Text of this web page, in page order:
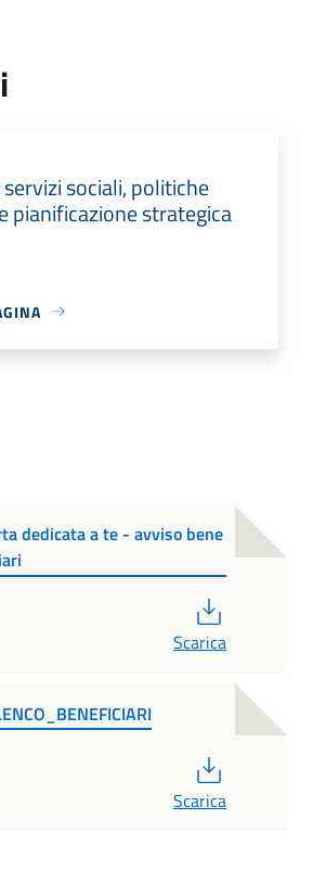
sociali, politiche
pianificazione strategica
dedicata a te - avviso bene
Scarica
Scarica